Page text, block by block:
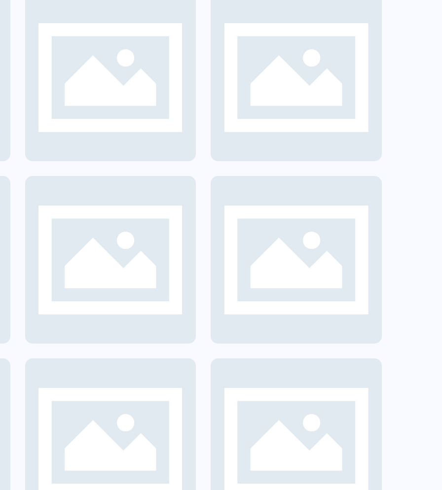
CER | Comunità Solare
Vigarano Mainarda
Comunità Energetiche Rinnovabili
CER | Comunità Solare
Argenta
Comunità Energetiche Rinnovabili
CER | Comunità Solare
Casalecchio Di Reno